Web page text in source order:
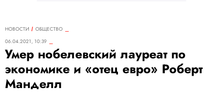
НОВОСТИ
ОБЩЕСТВО
06.04.2021, 10:39
Умер нобелевский лауреат по
экономике и «отец евро» Роберт
Манделл